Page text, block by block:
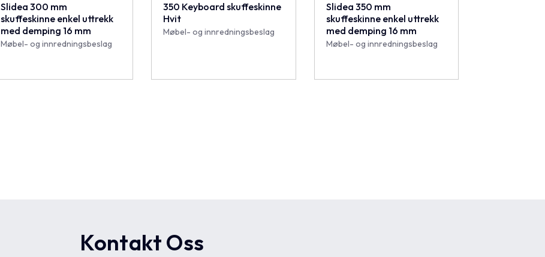
Slidea 300 mm
skuffeskinne enkel uttrekk
med demping 16 mm
Møbel- og innredningsbeslag
350 Keyboard skuffeskinne
Hvit
Møbel- og innredningsbeslag
Slidea 350 mm
skuffeskinne enkel uttrekk
med demping 16 mm
Møbel- og innredningsbeslag
Kontakt Oss